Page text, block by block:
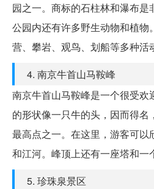
园之一。商标的石柱林和瀑布
公园内还有许多野生动物和植物
营、攀岩、观鸟、划船等多种活
4. 南京牛首山马鞍峰
南京牛首山马鞍峰是一个很受欢
的形状像一只牛的头，因而得名
最高点之一。在这里，游客可以
和江河。峰顶上还有一座塔和一
5. 珍珠泉景区